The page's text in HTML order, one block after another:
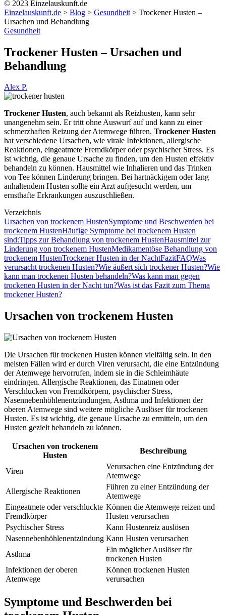
© 2023 Einzelauskunft.de
Einzelauskunft.de > Blog > Gesundheit > Trockener Husten –
Ursachen und Behandlung
Gesundheit
Trockener Husten – Ursachen und
Behandlung
Alex P.
Trockener Husten, auch bekannt als Reizhusten, kann sehr
unangenehm sein. Er tritt ohne Auswurf auf und kann zu einer
schmerzhaften Reizung der Atemwege führen. Trockener Husten
hat verschiedene Ursachen, wie virale Infektionen, allergische
Reaktionen, eingeatmete Fremdkörper oder psychischer Stress. Es
ist wichtig, die genaue Ursache zu finden, um den Husten effektiv
behandeln zu können. Hausmittel wie Inhalieren und das Trinken
von Tee können Linderung bringen. Bei hartnäckigem oder lang
anhaltendem Husten sollte ein Arzt aufgesucht werden, um
ernsthafte Erkrankungen auszuschließen.
Verzeichnis
Ursachen von trockenem HustenSymptome und Beschwerden bei
trockenem HustenHäufige Symptome bei trockenem Husten
sind:Tipps zur Behandlung von trockenem HustenHausmittel zur
Linderung von trockenem HustenMedikamentöse Behandlung von
trockenem HustenTrockener Husten in der NachtFazitFAQWas
verursacht trockenen Husten?Wie äußert sich trockener Husten?Wie
kann man trockenen Husten behandeln?Was kann man gegen
trockenen Husten in der Nacht tun?Was ist das Fazit zum Thema
trockener Husten?
Ursachen von trockenem Husten
Die Ursachen für trockenen Husten können vielfältig sein. In den
meisten Fällen wird er durch Viren verursacht, die eine Entzündung
der Atemwege hervorrufen, indem sie in die Schleimhäute
eindringen. Allergische Reaktionen, das Einatmen oder
Verschlucken von Fremdkörpern, psychischer Stress,
Nasennebenhöhlenentzündungen, Asthma und Infektionen der
oberen Atemwege sind weitere mögliche Auslöser für trockenen
Husten. Es ist wichtig, die genaue Ursache zu ermitteln, um den
Husten gezielt behandeln zu können.
Ursachen von trockenem
Husten
Beschreibung
Viren
Verursachen eine Entzündung der
Atemwege
Allergische Reaktionen
Führen zu einer Entzündung der
Atemwege
Eingeatmete oder verschluckte
Fremdkörper
Können die Atemwege reizen und
Husten verursachen
Psychischer Stress
Kann Hustenreiz auslösen
Nasennebenhöhlenentzündung Kann Husten verursachen
Asthma
Ein möglicher Auslöser für
trockenen Husten
Infektionen der oberen
Atemwege
Können trockenen Husten
verursachen
Symptome und Beschwerden bei